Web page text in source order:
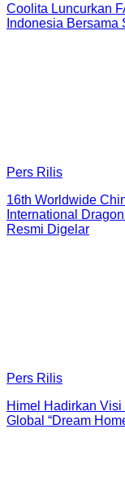
Coolita Luncurkan
Indonesia
Pers Rilis
16th Worldwide
International
Resmi Digelar
Pers Rilis
Himel Hadirkan
Global “Dream